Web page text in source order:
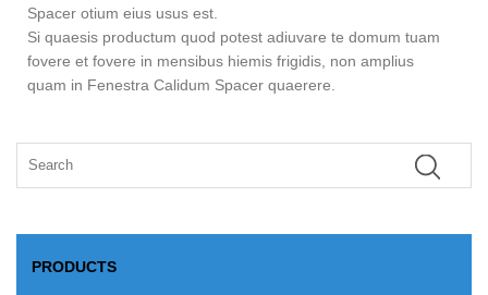
Spacer otium eius usus est.
Si quaesis productum quod potest adiuvare te domum tuam
fovere et fovere in mensibus hiemis frigidis, non amplius
quam in Fenestra Calidum Spacer quaerere.
PRODUCTS